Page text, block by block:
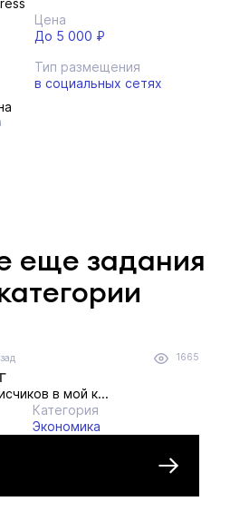
Цена
До 5 000 ₽
Тип размещения
в социальных сетях
еще задания
1665
в мой к...
Категория
Экономика